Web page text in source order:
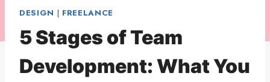
DESIGN | FREELANCE
5 Stages of Team
Development: What You